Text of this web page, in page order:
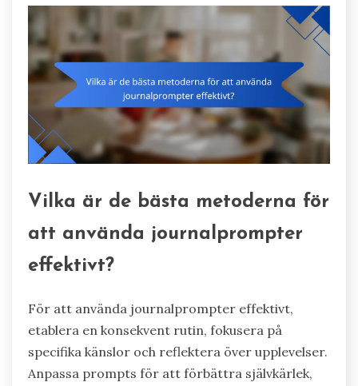
Vilka är de bästa metoderna för
att använda journalprompter
effektivt?
För att använda journalprompter effektivt,
etablera en konsekvent rutin, fokusera på
specifika känslor och reflektera över upplevelser.
Anpassa prompts för att förbättra självkärlek,